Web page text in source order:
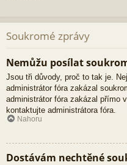
Soukromé zprávy
Nemůžu posílat
Jsou tři důvody, proč to tak je.
administrátor fóra zakázal
administrátor fóra zakázal přímo
kontaktujte administrátora fóra.
Nahoru
Dostávám nechtěné